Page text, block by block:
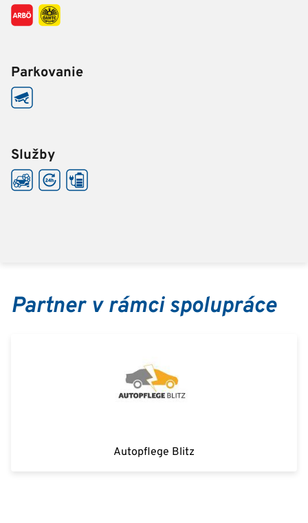
Parkovanie
Služby
Partner v rámci spolupráce
Autopflege Blitz